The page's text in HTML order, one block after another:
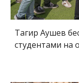
Тагир Аушев
студентами